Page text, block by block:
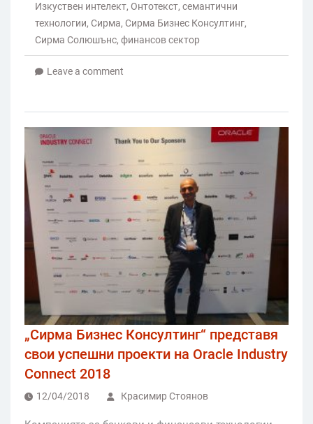
Изкуствен интелект, Онтотекст, семантични
технологии, Сирма, Сирма Бизнес Консултинг,
Сирма Солюшънс, финансов сектор
Leave a comment
„Сирма Бизнес Консултинг“ представя
свои успешни проекти на Oracle Industry
Connect 2018
12/04/2018 Красимир Стоянов